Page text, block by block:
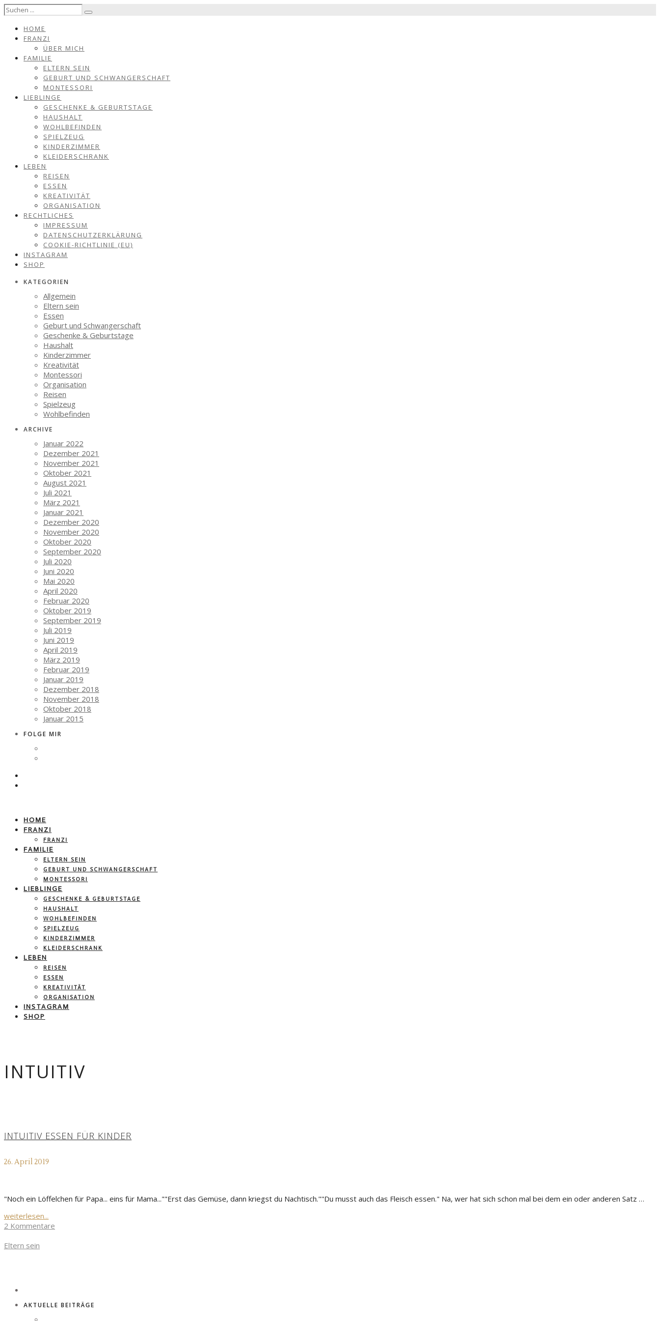
HOME
FRANZI
ÜBER MICH
FAMILIE
ELTERN SEIN
GEBURT UND SCHWANGERSCHAFT
MONTESSORI
LIEBLINGE
GESCHENKE & GEBURTSTAGE
HAUSHALT
WOHLBEFINDEN
SPIELZEUG
KINDERZIMMER
KLEIDERSCHRANK
LEBEN
REISEN
ESSEN
KREATIVITÄT
ORGANISATION
RECHTLICHES
IMPRESSUM
DATENSCHUTZERKLÄRUNG
COOKIE-RICHTLINIE (EU)
INSTAGRAM
SHOP
KATEGORIEN
Allgemein
Eltern sein
Essen
Geburt und Schwangerschaft
Geschenke & Geburtstage
Haushalt
Kinderzimmer
Kreativität
Montessori
Organisation
Reisen
Spielzeug
Wohlbefinden
ARCHIVE
Januar 2022
Dezember 2021
November 2021
Oktober 2021
August 2021
Juli 2021
März 2021
Januar 2021
Dezember 2020
November 2020
Oktober 2020
September 2020
Juli 2020
Juni 2020
Mai 2020
April 2020
Februar 2020
Oktober 2019
September 2019
Juli 2019
Juni 2019
April 2019
März 2019
Februar 2019
Januar 2019
Dezember 2018
November 2018
Oktober 2018
Januar 2015
FOLGE MIR
HOME
FRANZI
FRANZI
FAMILIE
ELTERN SEIN
GEBURT UND SCHWANGERSCHAFT
MONTESSORI
LIEBLINGE
GESCHENKE & GEBURTSTAGE
HAUSHALT
WOHLBEFINDEN
SPIELZEUG
KINDERZIMMER
KLEIDERSCHRANK
LEBEN
REISEN
ESSEN
KREATIVITÄT
ORGANISATION
INSTAGRAM
SHOP
INTUITIV
INTUITIV ESSEN FÜR KINDER
26. April 2019
"Noch ein Löffelchen für Papa... eins für Mama...""Erst das Gemüse, dann kriegst du Nachtisch.""Du musst auch das Fleisch essen." Na, wer hat sich schon mal bei dem ein oder anderen Satz …
weiterlesen...
2 Kommentare
Eltern sein
AKTUELLE BEITRÄGE